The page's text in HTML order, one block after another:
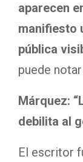
aparecen
manifiesto
pública
puede
Márquez:
debilita al
El escritor